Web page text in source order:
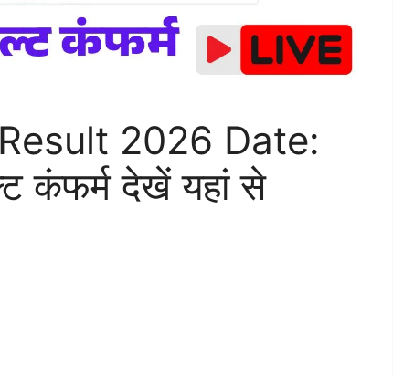
2026 Date:
कंफर्म देखें यहां से